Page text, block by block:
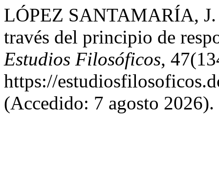
LÓPEZ SANTAMARÍA,
través del principio de
Estudios Filosóficos,
https://
(Accedido: 7 agosto 2026).